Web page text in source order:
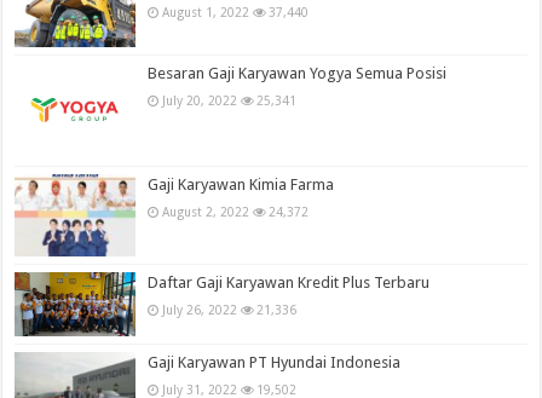
August 1, 2022 37,440
Besaran Gaji Karyawan Yogya Semua Posisi
July 20, 2022 25,341
Gaji Karyawan Kimia Farma
August 2, 2022 24,372
Daftar Gaji Karyawan Kredit Plus Terbaru
July 26, 2022 21,336
Gaji Karyawan PT Hyundai Indonesia
July 31, 2022 19,502